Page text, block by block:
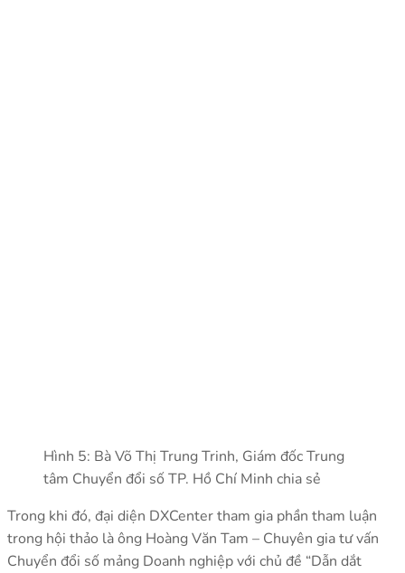
Hình 5: Bà Võ Thị Trung Trinh, Giám đốc Trung
tâm Chuyển đổi số TP. Hồ Chí Minh chia sẻ
Trong khi đó, đại diện DXCenter tham gia phần tham luận
trong hội thảo là ông Hoàng Văn Tam – Chuyên gia tư vấn
Chuyển đổi số mảng Doanh nghiệp với chủ đề “Dẫn dắt